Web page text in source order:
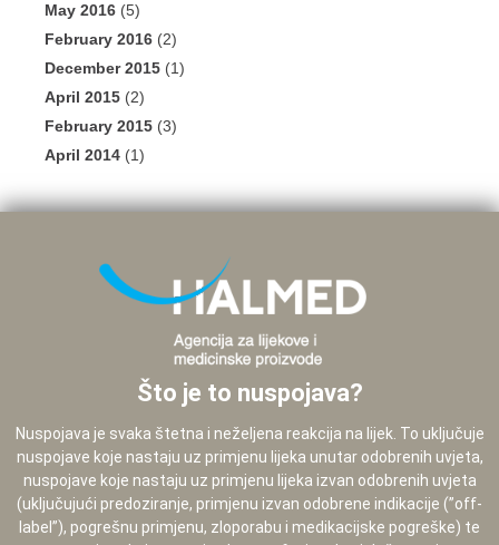
May 2016 (5)
February 2016 (2)
December 2015 (1)
April 2015 (2)
February 2015 (3)
April 2014 (1)
Što je to nuspojava?
Nuspojava je svaka štetna i neželjena reakcija na lijek. To uključuje
nuspojave koje nastaju uz primjenu lijeka unutar odobrenih uvjeta,
nuspojave koje nastaju uz primjenu lijeka izvan odobrenih uvjeta
(uključujući predoziranje, primjenu izvan odobrene indikacije (”off-
label”), pogrešnu primjenu, zloporabu i medikacijske pogreške) te